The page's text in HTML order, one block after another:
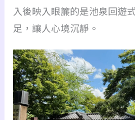
入後映入眼簾的是池泉回遊
足，讓人心境沉靜。